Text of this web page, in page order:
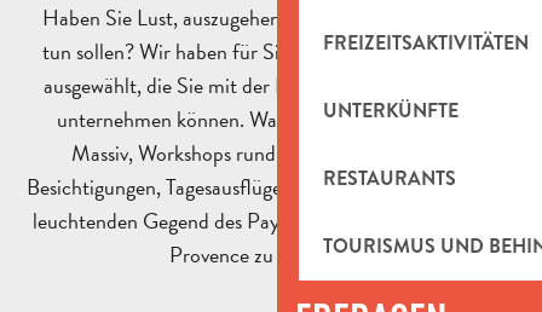
FREIZEITSAKTIVITÄTEN
UNTERKÜNFTE
RESTAURANTS
TOURISMUS UND
Haben Sie Lust, auszugehen, und wissen nicht, was Sie
tun sollen? Wir haben für Sie die aktuellen Aktivitäten
ausgewählt, die Sie mit der Familie oder mit Freunden
unternehmen können. Wanderungen im Garlaban-
Massiv, Workshops rund um den Ton, kulturelle
Besichtigungen, Tagesausflüge! So viele Ideen, um von der
leuchtenden Gegend des Pays d’Aubagne im Herzen der
Provence zu profitieren.